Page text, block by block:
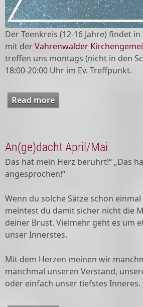
Der Teenkreis (12-16 Jahre) findet
mit derVahrenwalder
treffen uns montags (nicht in den
18:00-20:00 Uhr im Ev. Treffpunkt.
Read more
An(ge)dacht April/Mai
Das hat mein Herz berührt!“ „Das
angesprochen!“
Wenn du solche Sätze schon
meintest du damit sicher nicht die
deiner Brust. Vielmehr geht es um
unser Innerstes.
Mit dem Herzen meinen wir
manchmal unseren Verstand,
oder einfach unser tiefstes Inneres.